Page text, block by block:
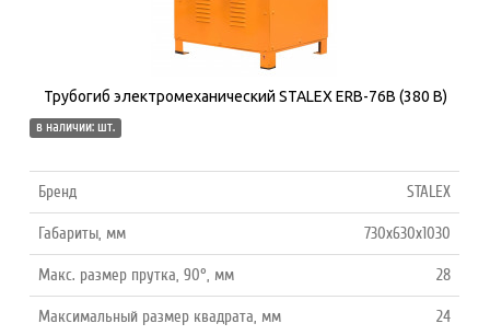
Трубогиб электромеханический STALEX ERB-76B (380 В)
в наличии: шт.
Бренд STALEX
Габариты, мм 730x630x1030
Макс. размер прутка, 90°, мм 28
Максимальный размер квадрата, мм 24